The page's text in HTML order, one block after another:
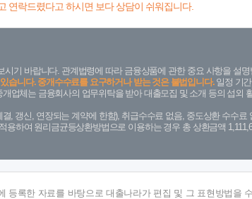
연락드렸다고 하시면 보다 상담이 쉬워집니다.
기 바랍니다. 관계법령에 따라 금융상품에 관한 중요 사항을 설
습니다. 중개수수료를 요구하거나 받는 것은 불법입니다.일정 기간
업체는 금융회사의 업무위탁을 받아 대출모집 및 소개 등의 섭외
, 갱신, 연장되는 계약에 한함), 취급수수료 없음, 중도상환 수수
용하여 원리금균등상환방법으로 이용하는 경우 총 상환금액
등록한 자료를 바탕으로 대출나라가 편집 및 그 표현방법을